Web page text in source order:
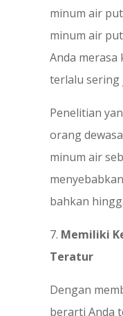
minum air
minum air
Anda
terlalu sering
Penelitian
orang
minum air
bahkan
7. Memiliki
Teratur
Dengan
berarti Anda